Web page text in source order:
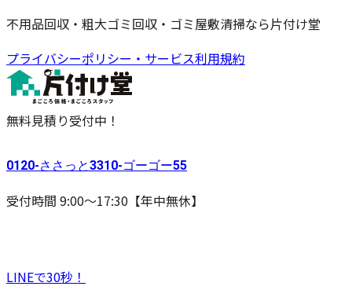
不用品回収・粗大ゴミ回収・ゴミ屋敷清掃なら片付け堂
プライバシーポリシー・サービス利用規約
無料見積り受付中！
0120-ささっと3310-ゴーゴー55
受付時間 9:00〜17:30【年中無休】
LINEで30秒！